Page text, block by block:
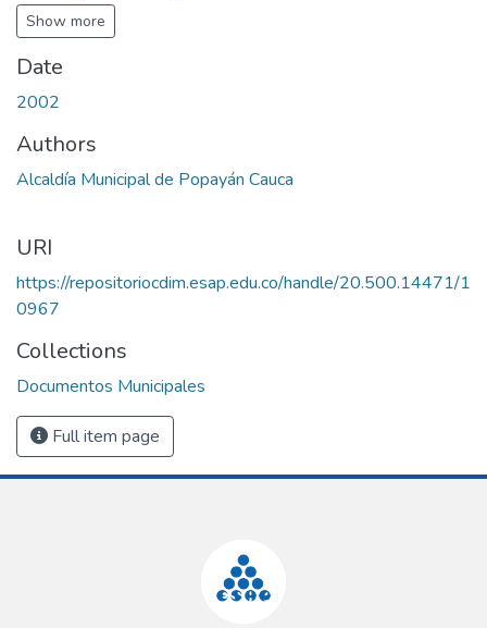
Show more
Date
2002
Authors
Alcaldía Municipal de Popayán Cauca
URI
https://repositoriocdim.esap.edu.co/handle/20.500.14471/1
0967
Collections
Documentos Municipales
Full item page